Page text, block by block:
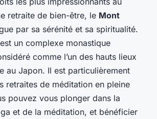
retraite de bien-être, le Mont
par sa sérénité et sa spiritualité.
un complexe monastique
comme l’un des hauts lieux
au Japon. Il est particulièrement
retraites de méditation en pleine
pouvez vous plonger dans la
et de la méditation, et bénéficier